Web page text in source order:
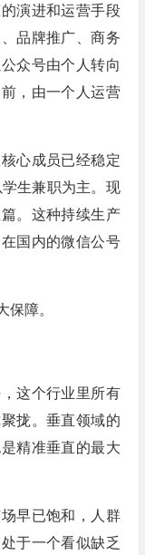
演进和运营手段
品牌推广、商务
众号由个人转向
，由一个人运营
心成员已经稳定
生兼职为主。现
。这种持续生产
国内的微信公号
保障。
这个行业里所有
拢。垂直领域的
精准垂直的最大
早已饱和，人群
于一个看似缺乏